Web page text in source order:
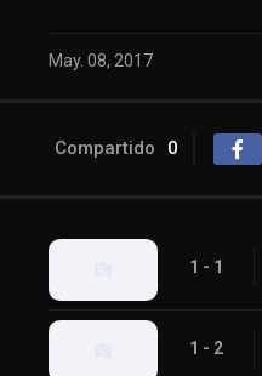
May. 08, 2017
Compartido 0
1 - 1
1 - 2